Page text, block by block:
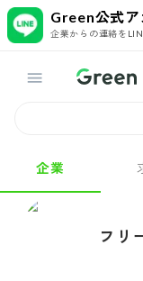
Green公式ア
企業からの連絡を
企業
フリ